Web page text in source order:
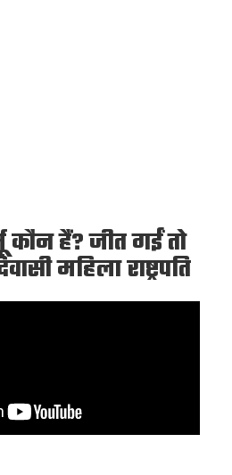
कौन हैं? जीत गईं तो
महिला राष्ट्रपति